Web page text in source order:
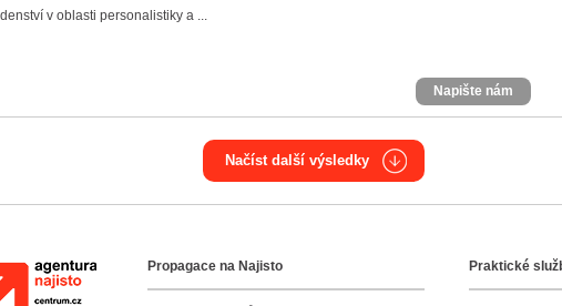
v oblasti personalistiky a ...
Napište nám
Načíst další výsledky
Agentura NajistoPropagace na Najisto Praktické